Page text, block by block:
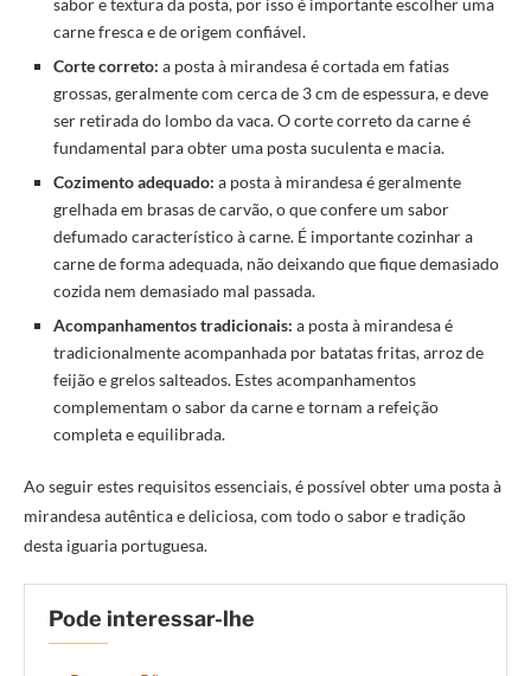
sabor e textura da posta, por isso é importante escolher uma
carne fresca e de origem confiável.
Corte correto: a posta à mirandesa é cortada em fatias
grossas, geralmente com cerca de 3 cm de espessura, e deve
ser retirada do lombo da vaca. O corte correto da carne é
fundamental para obter uma posta suculenta e macia.
Cozimento adequado: a posta à mirandesa é geralmente
grelhada em brasas de carvão, o que confere um sabor
defumado característico à carne. É importante cozinhar a
carne de forma adequada, não deixando que fique demasiado
cozida nem demasiado mal passada.
Acompanhamentos tradicionais: a posta à mirandesa é
tradicionalmente acompanhada por batatas fritas, arroz de
feijão e grelos salteados. Estes acompanhamentos
complementam o sabor da carne e tornam a refeição
completa e equilibrada.
Ao seguir estes requisitos essenciais, é possível obter uma posta à
mirandesa autêntica e deliciosa, com todo o sabor e tradição
desta iguaria portuguesa.
Pode interessar-lhe